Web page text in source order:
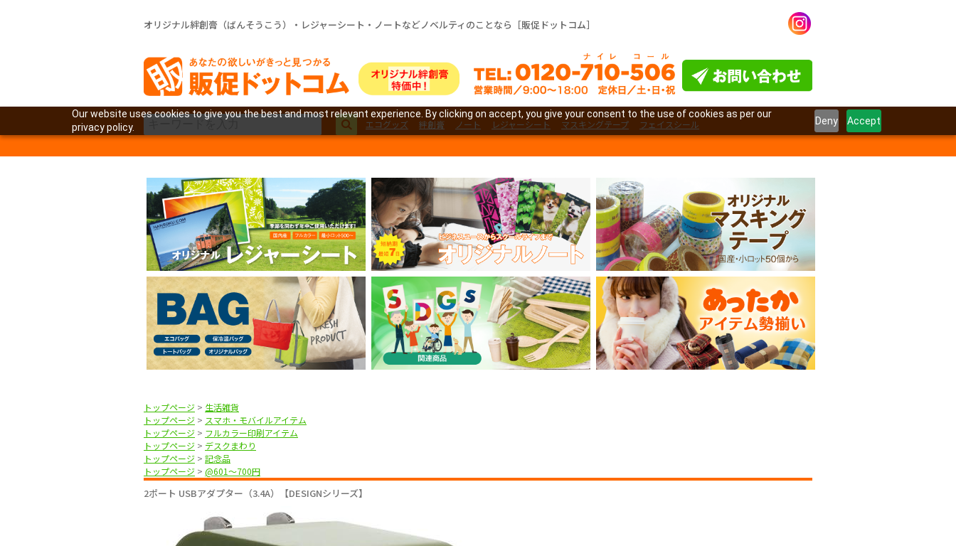
Our website uses cookies to give you the best and most relevant experience. By clicking on accept, you give your consent to the use of cookies as per our
privacy policy.
Deny Accept
オリジナル絆創膏（ばんそうこう）・レジャーシート・ノートなどノベルティのことなら［販促ドットコム］
エコグッズ 絆創膏 ノート レジャーシート マスキングテープ フェイスシール
トップページ > 生活雑貨
トップページ > スマホ・モバイルアイテム
トップページ > フルカラー印刷アイテム
トップページ > デスクまわり
トップページ > 記念品
トップページ > @601〜700円
2ポート USBアダプター（3.4A）【DESIGNシリーズ】